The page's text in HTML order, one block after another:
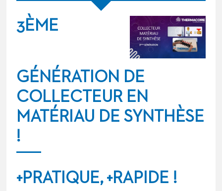
3ÈME
GÉNÉRATION DE
COLLECTEUR EN
MATÉRIAU DE SYNTHÈSE
!
+PRATIQUE, +RAPIDE !